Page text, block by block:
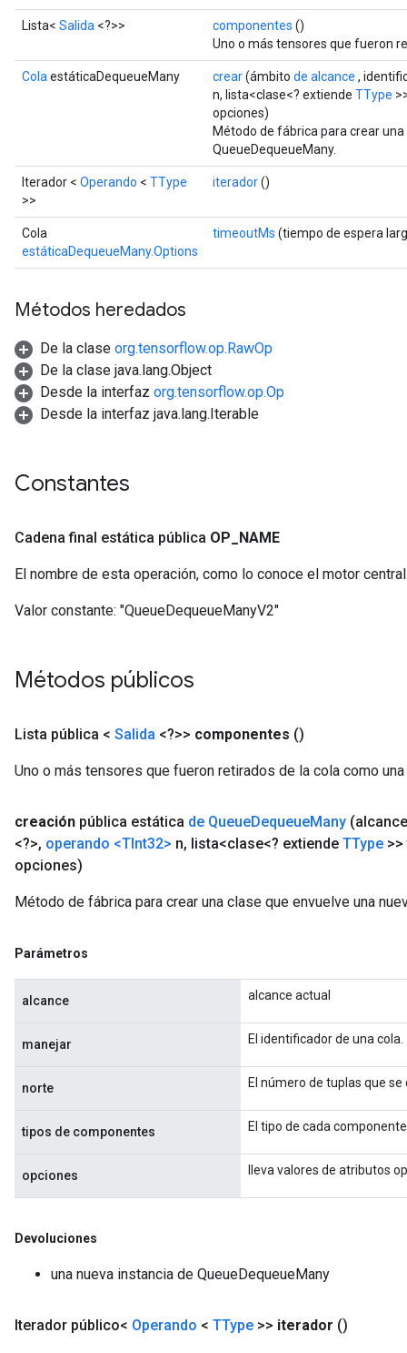
Lista< Salida <?>> componentes ()
Uno o más tensores que fueron
Cola estáticaDequeueMany crear(ámbito de alcance ,
n, lista<clase<? extiende TType
opciones)
Método de fábrica para crear
QueueDequeueMany.
Iterador < Operando < TType
>>
iterador()
Cola
estáticaDequeueMany.Options
timeoutMs (tiempo de espera
Métodos heredados
De la clase org.tensorflow.op.RawOp
De la clase java.lang.Object
Desde la interfaz org.tensorflow.op.Op
Desde la interfaz java.lang.Iterable
Constantes
Cadena final estática pública OP NAME
El nombre de esta operación, como lo conoce el motor
Valor constante: "QueueDequeueManyV2"
Métodos públicos
Lista pública < Salida <?>> componentes ()
Uno o más tensores que fueron retirados de la cola como una
creación pública estática de QueueDequeueMany
<?>, operando <TInt32> n, lista<clase<? extiende TType
opciones)
Método de fábrica para crear una clase que envuelve una
Parámetros
alcance alcance actual
manejar El identificador de una cola.
norte El número de tuplas que
tipos de componentes El tipo de cada
opciones lleva valores de atributos
Devoluciones
una nueva instancia de QueueDequeueMany
Iterador público< Operando < TType >> iterador ()